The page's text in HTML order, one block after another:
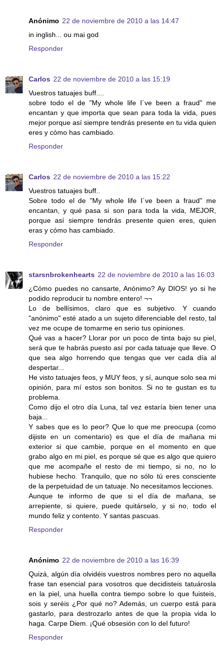
Anónimo 22 de noviembre de 2010 a las 14:47
in inglish... ou mai god
Responder
Carlos 22 de noviembre de 2010 a las 15:19
Vuestros tatuajes buff....
sobre todo el de "My whole life I´ve been a fraud" me
encantan y que importa que sean para toda la vida, pues
mejor porque así siempre tendrás presente en tu vida quien
eres y cómo has cambiado.
Responder
Carlos 22 de noviembre de 2010 a las 15:22
Vuestros tatuajes buff..
Sobre todo el de "My whole life I´ve been a fraud" me
encantan, y qué pasa si son para toda la vida, MEJOR,
porque así siempre tendrás presente quien eres, quien
eras y cómo has cambiado.
Responder
starsnbrokenhearts 22 de noviembre de 2010 a las 16:03
¿Cómo puedes no cansarte, Anónimo? Ay DIOS! yo si he
podido reproducir tu nombre entero! ¬¬
Lo de bellísimos, claro que es subjetivo. Y cuando
"anónimo" esté atado a un sujeto diferenciable del resto, tal
vez me ocupe de tomarme en serio tus opiniones.
Qué vas a hacer? Llorar por un poco de tinta bajo su piel,
será que te habrás puesto así por cada tatuaje que lleve. O
que sea algo horrendo que tengas que ver cada día al
despertar...
He visto tatuajes feos, y MUY feos, y sí, aunque solo sea mi
opinión, para mí estos son bonitos. Si no te gustan es tu
problema.
Como dijo el otro día Luna, tal vez estaría bien tener una
baja...
Y sabes que es lo peor? Que lo que me preocupa (como
dijiste en un comentario) es que el día de mañana mi
exterior si que cambie, porque en el momento en que
grabo algo en mi piel, es porque sé que es algo que quiero
que me acompañe el resto de mi tiempo, si no, no lo
hubiese hecho. Tranquilo, que no sólo tú eres consciente
de la perpetuidad de un tatuaje. No necesitamos lecciones.
Aunque te informo de que si el día de mañana, se
arrepiente, si quiere, puede quitárselo, y si no, todo el
mundo feliz y contento. Y santas pascuas.
Responder
Anónimo 22 de noviembre de 2010 a las 16:39
Quizá, algún día olvidéis vuestros nombres pero no aquella
frase tan esencial para vosotros que decidisteis tatuárosla
en la piel, una huella contra tiempo sobre lo que fuisteis,
sois y seréis ¿Por qué no? Además, un cuerpo está para
gastarlo, para destrozarlo antes de que la propia vida lo
haga. Carpe Diem. ¡Qué obsesión con lo del futuro!
Responder